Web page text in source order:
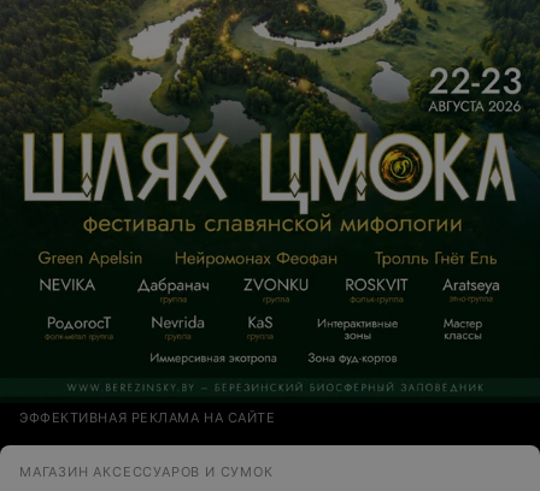
ЭФФЕКТИВНАЯ РЕКЛАМА НА САЙТЕ
МАГАЗИН АКСЕССУАРОВ И СУМОК